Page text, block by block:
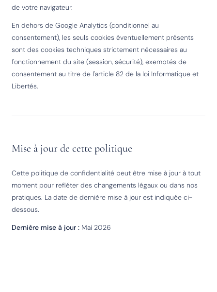
de votre navigateur.
En dehors de Google Analytics (conditionnel au
consentement), les seuls cookies éventuellement présents
sont des cookies techniques strictement nécessaires au
fonctionnement du site (session, sécurité), exemptés de
consentement au titre de l'article 82 de la loi Informatique et
Libertés.
Mise à jour de cette politique
Cette politique de confidentialité peut être mise à jour à tout
moment pour refléter des changements légaux ou dans nos
pratiques. La date de dernière mise à jour est indiquée ci-
dessous.
Dernière mise à jour : Mai 2026